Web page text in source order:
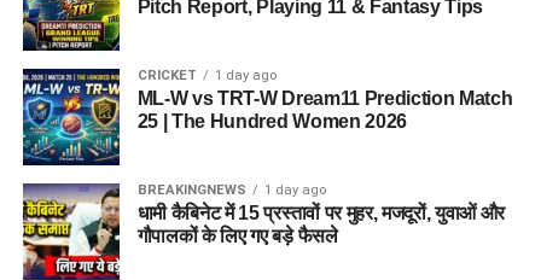
परिसर को आधुनिक सुविधाओं से लैस करने की योजना है। यहां आंगनबाड़ी
केंद्र भी खोले जाएंगे। जरूरत पड़ने पर प्राथमिक विद्यालय की सुविधा भी
उपलब्ध कराई जा सकती है। इस पहल का मकसद सिर्फ महिलाओं और
बच्चों को रहने की जगह देना नहीं, बल्कि उन्हें ऐसा वातावरण उपलब्ध कराना
है, जहां वे खुद को सुरक्षित, सम्मानित और परिवार का हिस्सा महसूस कर
सकें।
5 एकड़ जमीन की हो रही है तलाश
Pitch Report, Playing 11 & Fantasy Tips
CRICKET 1 day ago
ML-W vs TRT-W Dream11 Prediction Match
25 | The Hundred Women 2026
BREAKINGNEWS 1 day ago
धामी कैबिनेट में 15 प्रस्तावों पर मुहर, मजदूरों, युवाओं और
गौपालकों के लिए गए बड़े फैसले